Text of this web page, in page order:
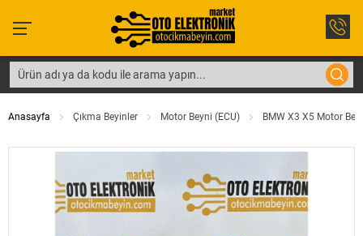
Anasayfa Çıkma Beyinler Motor Beyni (ECU) BMW X3 X5 Motor